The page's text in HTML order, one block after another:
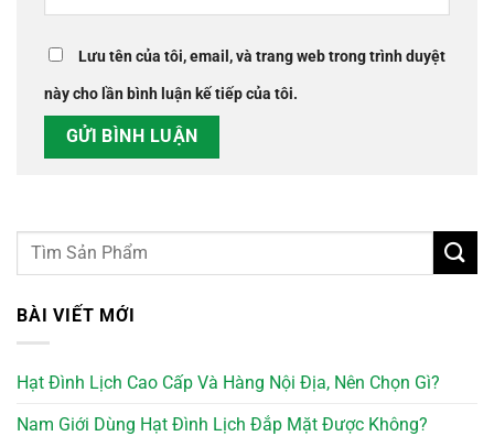
Lưu tên của tôi, email, và trang web trong trình duyệt
này cho lần bình luận kế tiếp của tôi.
BÀI VIẾT MỚI
Hạt Đình Lịch Cao Cấp Và Hàng Nội Địa, Nên Chọn Gì?
Nam Giới Dùng Hạt Đình Lịch Đắp Mặt Được Không?